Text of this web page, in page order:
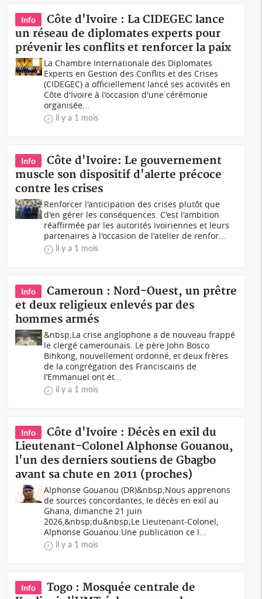
Info
Côte d'Ivoire : La CIDEGEC lance
un réseau de diplomates experts pour
prévenir les conflits et renforcer la paix
La Chambre Internationale des Diplomates
Experts en Gestion des Conflits et des Crises
(CIDEGEC) a officiellement lancé ses activités en
Côte d'Ivoire à l'occasion d'une cérémonie
organisée...
il y a 1 mois
Info
Côte d'Ivoire: Le gouvernement
muscle son dispositif d'alerte précoce
contre les crises
Renforcer l'anticipation des crises plutôt que
d'en gérer les conséquences. C'est l'ambition
réaffirmée par les autorités ivoiriennes et leurs
partenaires à l'occasion de l'atelier de renfor...
il y a 1 mois
Info
Cameroun : Nord-Ouest, un prêtre
et deux religieux enlevés par des
hommes armés
&nbsp;La crise anglophone a de nouveau frappé
le clergé camerounais. Le père John Bosco
Bihkong, nouvellement ordonné, et deux frères
de la congrégation des Franciscains de
l’Emmanuel ont ét...
il y a 1 mois
Info
Côte d'Ivoire : Décès en exil du
Lieutenant-Colonel Alphonse Gouanou,
l'un des derniers soutiens de Gbagbo
avant sa chute en 2011 (proches)
Alphonse Gouanou (DR)&nbsp;Nous apprenons
de sources concordantes, le décès en exil au
Ghana, dimanche 21 juin
2026,&nbsp;du&nbsp;Le Lieutenant-Colonel,
Alphonse Gouanou.Une publication ce l...
il y a 1 mois
Info
Togo : Mosquée centrale de